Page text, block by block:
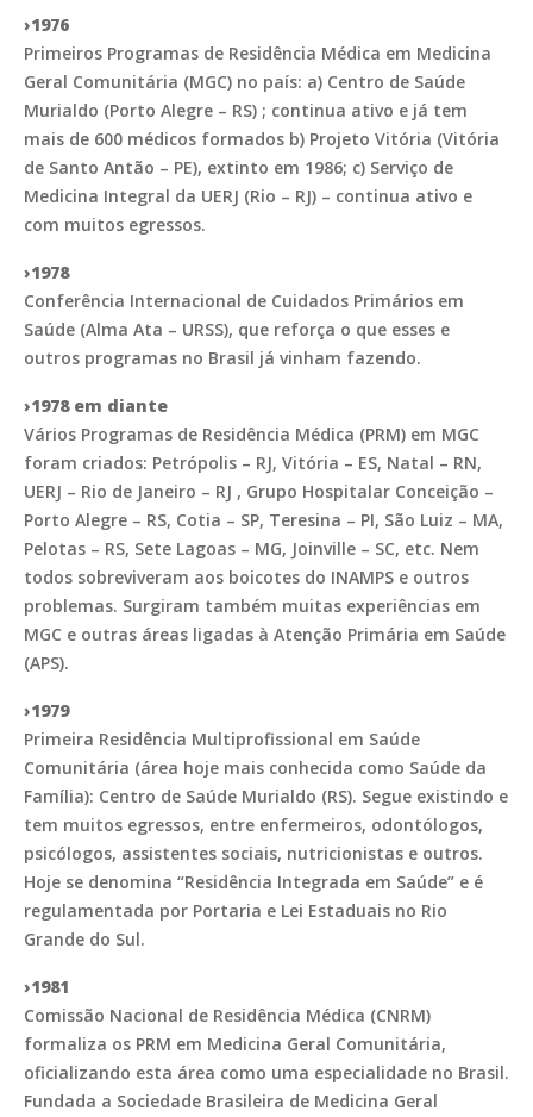
›1976
Primeiros Programas de Residência Médica em Medicina
Geral Comunitária (MGC) no país: a) Centro de Saúde
Murialdo (Porto Alegre – RS) ; continua ativo e já tem
mais de 600 médicos formados b) Projeto Vitória (Vitória
de Santo Antão – PE), extinto em 1986; c) Serviço de
Medicina Integral da UERJ (Rio – RJ) – continua ativo e
com muitos egressos.
›1978
Conferência Internacional de Cuidados Primários em
Saúde (Alma Ata – URSS), que reforça o que esses e
outros programas no Brasil já vinham fazendo.
›1978 em diante
Vários Programas de Residência Médica (PRM) em MGC
foram criados: Petrópolis – RJ, Vitória – ES, Natal – RN,
UERJ – Rio de Janeiro – RJ , Grupo Hospitalar Conceição –
Porto Alegre – RS, Cotia – SP, Teresina – PI, São Luiz – MA,
Pelotas – RS, Sete Lagoas – MG, Joinville – SC, etc. Nem
todos sobreviveram aos boicotes do INAMPS e outros
problemas. Surgiram também muitas experiências em
MGC e outras áreas ligadas à Atenção Primária em Saúde
(APS).
›1979
Primeira Residência Multiprofissional em Saúde
Comunitária (área hoje mais conhecida como Saúde da
Família): Centro de Saúde Murialdo (RS). Segue existindo e
tem muitos egressos, entre enfermeiros, odontólogos,
psicólogos, assistentes sociais, nutricionistas e outros.
Hoje se denomina “Residência Integrada em Saúde” e é
regulamentada por Portaria e Lei Estaduais no Rio
Grande do Sul.
›1981
Comissão Nacional de Residência Médica (CNRM)
formaliza os PRM em Medicina Geral Comunitária,
oficializando esta área como uma especialidade no Brasil.
Fundada a Sociedade Brasileira de Medicina Geral